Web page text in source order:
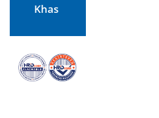
Khas